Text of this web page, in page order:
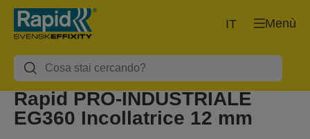
Menù
IT
Rapid PRO-INDUSTRIALE
EG360 Incollatrice 12 mm